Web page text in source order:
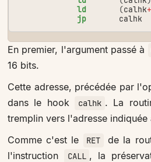
ld
(calhk+
jp
calhk
En premier, l'argument passé à
16 bits.
Cette adresse, précédée par
dans le hook
calhk . La
tremplin vers l'adresse
Comme c'est le
RET de la
l'instruction
CALL , la